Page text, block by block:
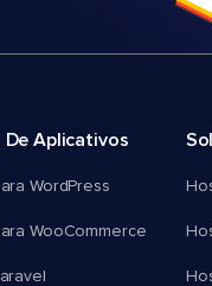
De Aplicativos
WordPress
WooCommerce